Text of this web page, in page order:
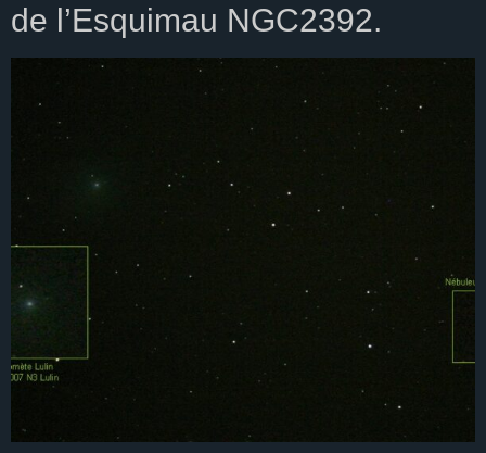
de l’Esquimau NGC2392.